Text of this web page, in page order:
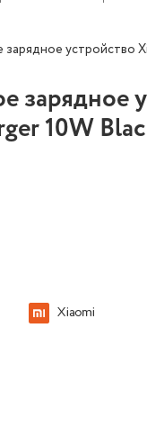
устройство
зарядное
10W